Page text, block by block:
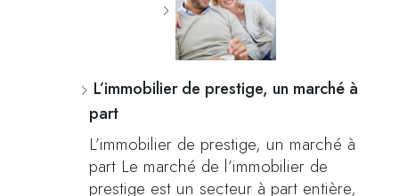
L’immobilier de prestige, un marché à
part
L’immobilier de prestige, un marché à
part Le marché de l’immobilier de
prestige est un secteur à part entière,